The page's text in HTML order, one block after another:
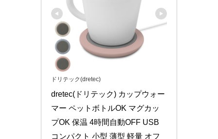
ドリテック(dretec)
dretec(ドリテック) カップウォー
マー ペットボトルOK マグカッ
プOK 保温 4時間自動OFF USB
コンパクト 小型 薄型 軽量 オフ